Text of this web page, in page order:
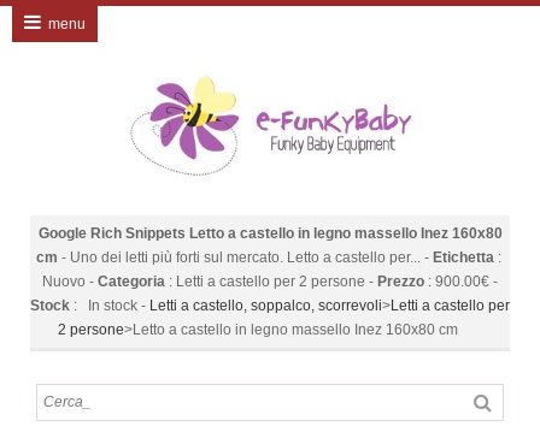
Google Rich Snippets Letto a castello in legno massello Inez 160x80
cm - Uno dei letti più forti sul mercato. Letto a castello per...- Etichetta:
Nuovo - Categoria : Letti a castello per 2 persone - Prezzo : 900.00€ -
Stock : In stock - Letti a castello, soppalco, scorrevoli>Letti a castello per
2 persone>Letto a castello in legno massello Inez 160x80 cm
menu